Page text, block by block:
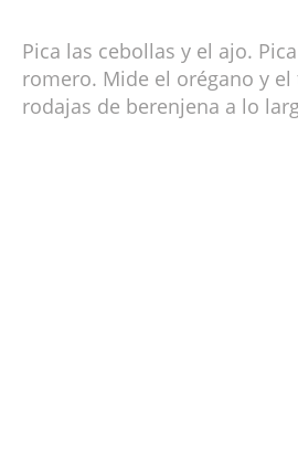
Pica las cebollas y el ajo.
romero. Mide el orégano y
rodajas de berenjena a lo